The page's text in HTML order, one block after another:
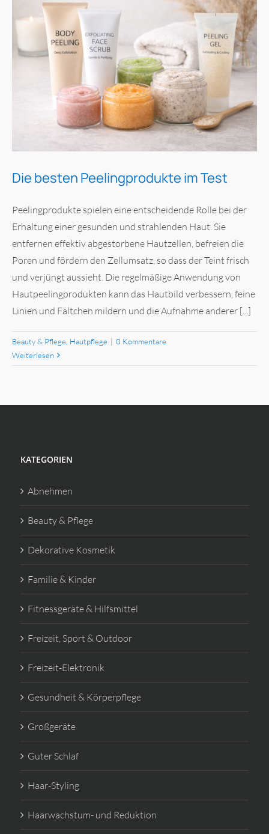
Die besten Peelingprodukte im Test
Peelingprodukte spielen eine entscheidende Rolle bei der
Erhaltung einer gesunden und strahlenden Haut. Sie
entfernen effektiv abgestorbene Hautzellen, befreien die
Poren und fördern den Zellumsatz, so dass der Teint frisch
und verjüngt aussieht. Die regelmäßige Anwendung von
Hautpeelingprodukten kann das Hautbild verbessern, feine
Linien und Fältchen mildern und die Aufnahme anderer [...]
Beauty & Pflege Hautpflege | 0 Kommentare
Weiterlesen
KATEGORIEN
Abnehmen
Beauty & Pflege
Dekorative Kosmetik
Familie & Kinder
Fitnessgeräte & Hilfsmittel
Freizeit, Sport & Outdoor
Freizeit-Elektronik
Gesundheit & Körperpflege
Großgeräte
Guter Schlaf
Haar-Styling
Haarwachstum- und Reduktion